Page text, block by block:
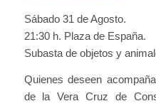
Sábado 31 de Agosto.
21:30 h. Plaza de España.
Subasta de objetos y
Quienes deseen
de la Vera Cruz de